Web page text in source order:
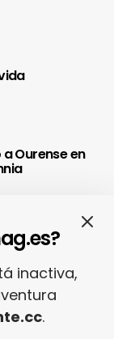
Ourense en
que Paredes
sino
2024 prueba
inactiva,
.